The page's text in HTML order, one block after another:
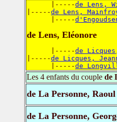
      |-----
de Lens,
|-----de Lens,
      |-----
de Lens, Eléonore
      |-----
de
|-----de Licques,
      |-----
de
Les 4 enfants du couple de
de La Personne, Raoul
de La Personne,